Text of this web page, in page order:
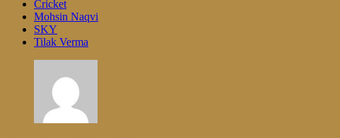
Cricket
Mohsin Naqvi
SKY
Tilak Verma